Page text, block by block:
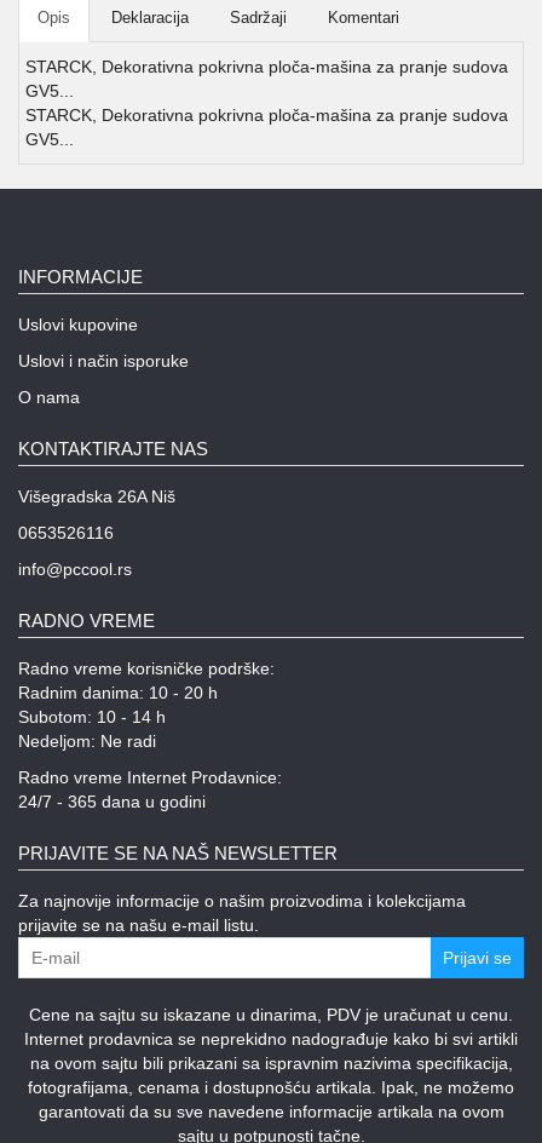
Opis Deklaracija Sadržaji Komentari
STARCK, Dekorativna pokrivna ploča-mašina za pranje sudova
GV5...
STARCK, Dekorativna pokrivna ploča-mašina za pranje sudova
GV5...
INFORMACIJE
Uslovi kupovine
Uslovi i način isporuke
O nama
KONTAKTIRAJTE NAS
Višegradska 26A Niš
0653526116
info@pccool.rs
RADNO VREME
Radno vreme korisničke podrške:
Radnim danima: 10 - 20 h
Subotom: 10 - 14 h
Nedeljom: Ne radi
Radno vreme Internet Prodavnice:
24/7 - 365 dana u godini
PRIJAVITE SE NA NAŠ NEWSLETTER
Za najnovije informacije o našim proizvodima i kolekcijama
prijavite se na našu e-mail listu.
Prijavi se
Cene na sajtu su iskazane u dinarima, PDV je uračunat u cenu.
Internet prodavnica se neprekidno nadograđuje kako bi svi artikli
na ovom sajtu bili prikazani sa ispravnim nazivima specifikacija,
fotografijama, cenama i dostupnošću artikala. Ipak, ne možemo
garantovati da su sve navedene informacije artikala na ovom
sajtu u potpunosti tačne.